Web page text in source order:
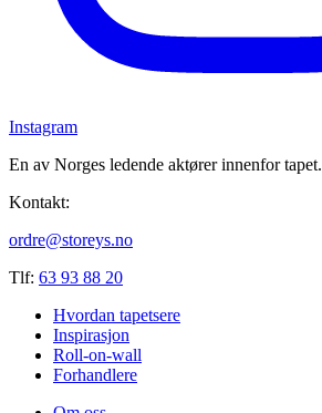
Instagram
En av Norges ledende aktører innenfor tapet.
Kontakt:
ordre@storeys.no
Tlf: 63 93 88 20
Hvordan tapetsere
Inspirasjon
Roll-on-wall
Forhandlere